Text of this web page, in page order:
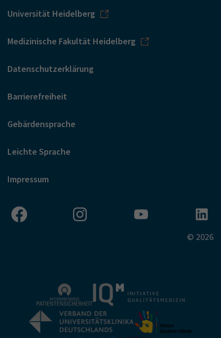
Universität Heidelberg
Medizinische Fakultät Heidelberg
Datenschutzerklärung
Barrierefreiheit
Gebärdensprache
Leichte Sprache
Impressum
© 2026